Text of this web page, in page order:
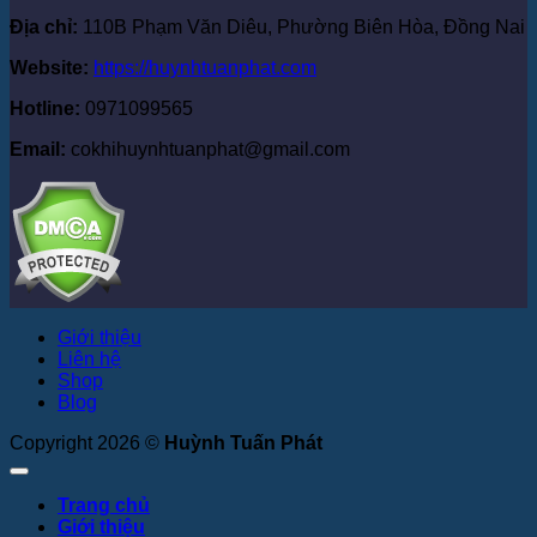
Địa chỉ: 110B Phạm Văn Diêu, Phường Biên Hòa, Đồng Nai
Website: https://huynhtuanphat.com
Hotline: 0971099565
Email: cokhihuynhtuanphat@gmail.com
Giới thiệu
Liên hệ
Shop
Blog
Copyright 2026 © Huỳnh Tuấn Phát
Trang chủ
Giới thiệu